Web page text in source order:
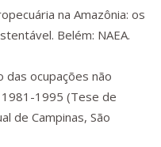
na Amazônia: os
Belém: NAEA.
das ocupações não
1995 (Tese de
de Campinas, São